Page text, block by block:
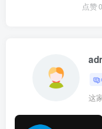
点赞0
这